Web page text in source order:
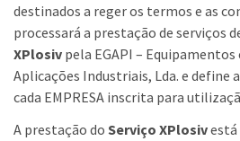
destinados a reger os termos e as
processará a prestação de serviços
XPlosiv pela EGAPI – Equipamentos
Aplicações Industriais, Lda. e define
cada EMPRESA inscrita para
A prestação do Serviço XPlosiv